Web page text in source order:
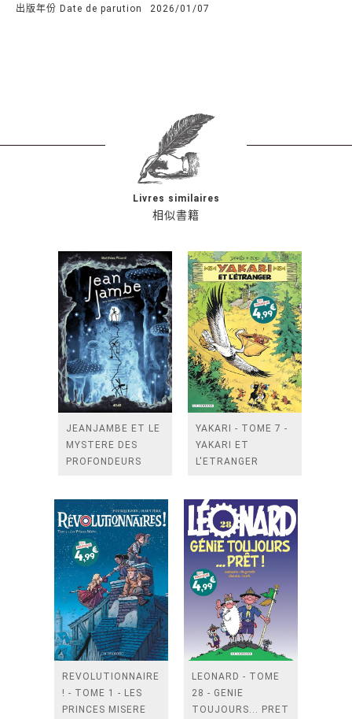
出版年份 Date de parution
2026/01/07
相似書籍
Livres similaires
JEANJAMBE ET LE
MYSTERE DES
PROFONDEURS
YAKARI - TOME 7 -
YAKARI ET
L'ETRANGER
REVOLUTIONNAIRES
! - TOME 1 - LES
PRINCES MISERE
LEONARD - TOME
28 - GENIE
TOUJOURS... PRET